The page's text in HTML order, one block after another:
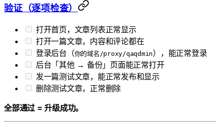
验证（逐项检查）
打开首页，文章列表正常显示
打开一篇文章，内容和评论都在
登录后台（你的域名/proxy/qaqdmin），能正常登录
后台「其他 → 备份」页面能正常打开
发一篇测试文章，能正常发布和显示
删除测试文章，正常删除
全部通过 = 升级成功。